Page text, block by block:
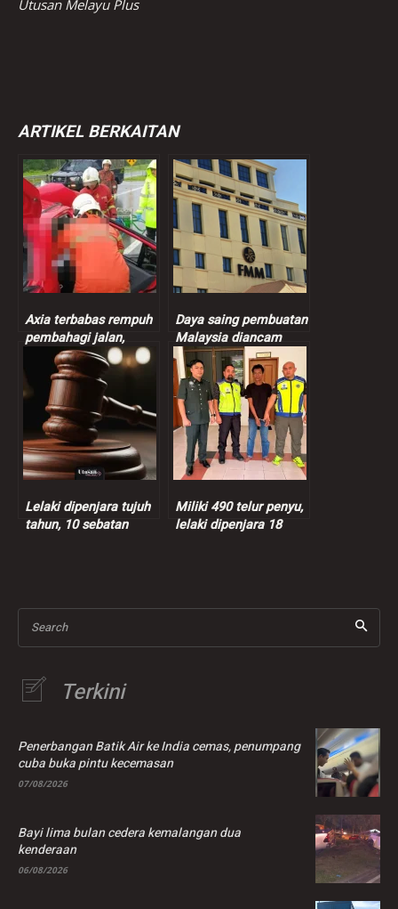
Utusan Melayu Plus
ARTIKEL BERKAITAN
Axia terbabas rempuh
pembahagi jalan,
seorang maut
Daya saing pembuatan
Malaysia diancam
impak krisis Asia Barat
– FMM
Lelaki dipenjara tujuh
tahun, 10 sebatan
Miliki 490 telur penyu,
lelaki dipenjara 18
Search
Terkini
Penerbangan Batik Air ke India cemas, penumpang
cuba buka pintu kecemasan
07/08/2026
Bayi lima bulan cedera kemalangan dua
kenderaan
06/08/2026